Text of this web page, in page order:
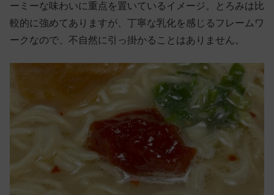
ーミーな味わいに重点を置いているイメージ。とろみは比
較的に強めてありますが、丁寧な乳化を感じるフレームワ
ークなので、不自然に引っ掛かることはありません。